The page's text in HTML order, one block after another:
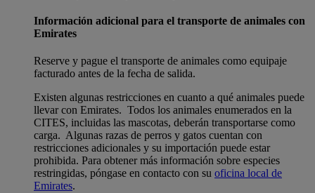
Información adicional para el transporte de animales con
Emirates
Reserve y pague el transporte de animales como equipaje
facturado antes de la fecha de salida.
Existen algunas restricciones en cuanto a qué animales puede
llevar con Emirates. Todos los animales enumerados en la
CITES, incluidas las mascotas, deberán transportarse como
carga. Algunas razas de perros y gatos cuentan con
restricciones adicionales y su importación puede estar
prohibida. Para obtener más información sobre especies
restringidas, póngase en contacto con su oficina local de
Emirates.